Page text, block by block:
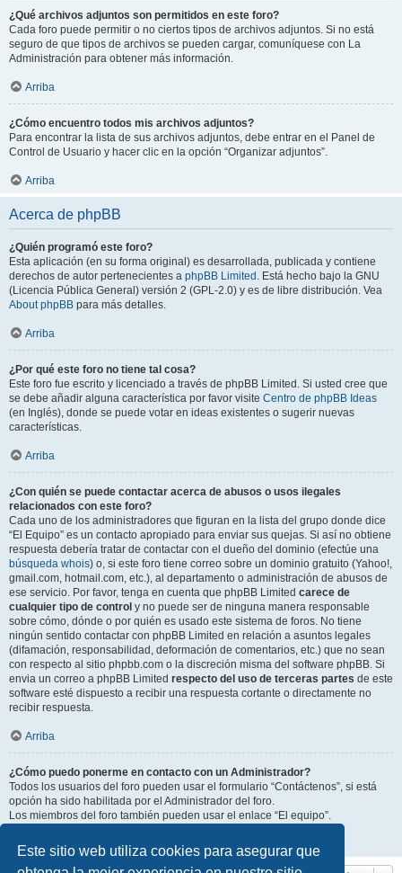
Este sitio web utiliza cookies para asegurar que
¿Qué archivos adjuntos son permitidos en este foro?
Cada foro puede permitir o no ciertos tipos de archivos adjuntos. Si no está
seguro de que tipos de archivos se pueden cargar, comuníquese con La
Administración para obtener más información.
Arriba
¿Cómo encuentro todos mis archivos adjuntos?
Para encontrar la lista de sus archivos adjuntos, debe entrar en el Panel de
Control de Usuario y hacer clic en la opción “Organizar adjuntos”.
Arriba
Acerca de phpBB
¿Quién programó este foro?
Esta aplicación (en su forma original) es desarrollada, publicada y contiene
derechos de autor pertenecientes a phpBB Limited . Está hecho bajo la GNU
(Licencia Pública General) versión 2 (GPL-2.0) y es de libre distribución. Vea
About phpBB para más detalles.
Arriba
¿Por qué este foro no tiene tal cosa?
Este foro fue escrito y licenciado a través de phpBB Limited. Si usted cree que
se debe añadir alguna característica por favor visite Centro de phpBB Ideas
(en Inglés), donde se puede votar en ideas existentes o sugerir nuevas
características.
Arriba
¿Con quién se puede contactar acerca de abusos o usos ilegales
relacionados con este foro?
Cada uno de los administradores que figuran en la lista del grupo donde dice
“El Equipo” es un contacto apropiado para enviar sus quejas. Si así no obtiene
respuesta debería tratar de contactar con el dueño del dominio (efectúe una
búsqueda whois) o, si este foro tiene correo sobre un dominio gratuito (Yahoo!,
gmail.com, hotmail.com, etc.), al departamento o administración de abusos de
ese servicio. Por favor, tenga en cuenta que phpBB Limited carece de
cualquier tipo de control y no puede ser de ninguna manera responsable
sobre cómo, dónde o por quién es usado este sistema de foros. No tiene
ningún sentido contactar con phpBB Limited en relación a asuntos legales
(difamación, responsabilidad, deformación de comentarios, etc.) que no sean
con respecto al sitio phpbb.com o la discreción misma del software phpBB. Si
envia un correo a phpBB Limited respecto del uso de terceras partes de este
software esté dispuesto a recibir una respuesta cortante o directamente no
recibir respuesta.
Arriba
¿Cómo puedo ponerme en contacto con un Administrador?
Todos los usuarios del foro pueden usar el formulario “Contáctenos”, si está
opción ha sido habilitada por el Administrador del foro.
Los miembros del foro también pueden usar el enlace “El equipo”.
Arriba